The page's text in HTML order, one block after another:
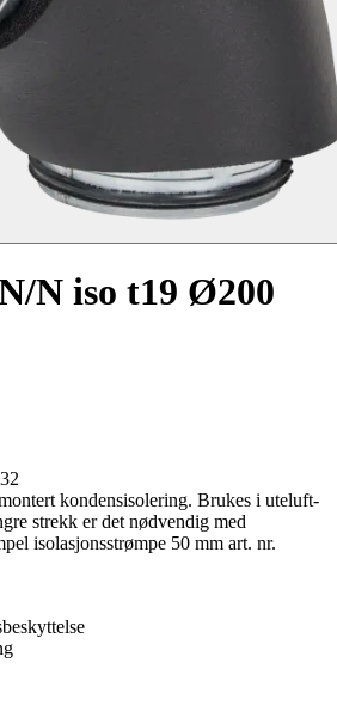
N iso t19 Ø200
kondensisolering. Brukes i uteluft-
strekk er det nødvendig med
isolasjonsstrømpe 50 mm art. nr.